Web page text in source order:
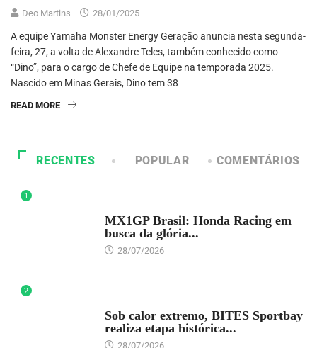
Deo Martins 28/01/2025
A equipe Yamaha Monster Energy Geração anuncia nesta segunda-
feira, 27, a volta de Alexandre Teles, também conhecido como
“Dino”, para o cargo de Chefe de Equipe na temporada 2025.
Nascido em Minas Gerais, Dino tem 38
READ MORE
RECENTES POPULAR COMENTÁRIOS
1
MX1GP Brasil: Honda Racing em
busca da glória...
28/07/2026
2
Sob calor extremo, BITES Sportbay
realiza etapa histórica...
28/07/2026